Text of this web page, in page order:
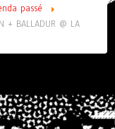
passé
+ BALLADUR @ LA